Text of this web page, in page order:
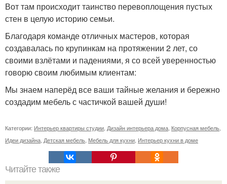
Вот там происходит таинство перевоплощения пустых
стен в целую историю семьи.
Благодаря команде отличных мастеров, которая
создавалась по крупинкам на протяжении 2 лет, со
своими взлётами и падениями, я со всей уверенностью
говорю своим любимым клиентам:
Мы знаем наперёд все ваши тайные желания и бережно
создадим мебель с частичкой вашей души!
Категории: Интерьер квартиры студии Дизайн интерьера дома Корпусная мебель
Идеи дизайна Детская мебель Мебель для кухни Интерьер кухни в доме
Читайте также